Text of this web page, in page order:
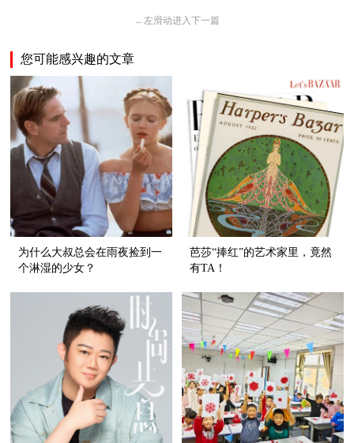
← 左滑动进入下一篇
您可能感兴趣的文章
为什么大叔总会在雨夜捡到一
个淋湿的少女？
芭莎“捧红”的艺术家里，竟然
有TA！